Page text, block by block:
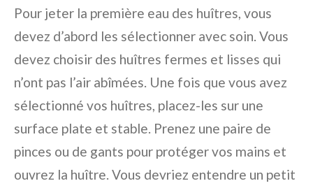
Pour jeter la première eau des huîtres, vous
devez d’abord les sélectionner avec soin. Vous
devez choisir des huîtres fermes et lisses qui
n’ont pas l’air abîmées. Une fois que vous avez
sélectionné vos huîtres, placez-les sur une
surface plate et stable. Prenez une paire de
pinces ou de gants pour protéger vos mains et
ouvrez la huître. Vous devriez entendre un petit